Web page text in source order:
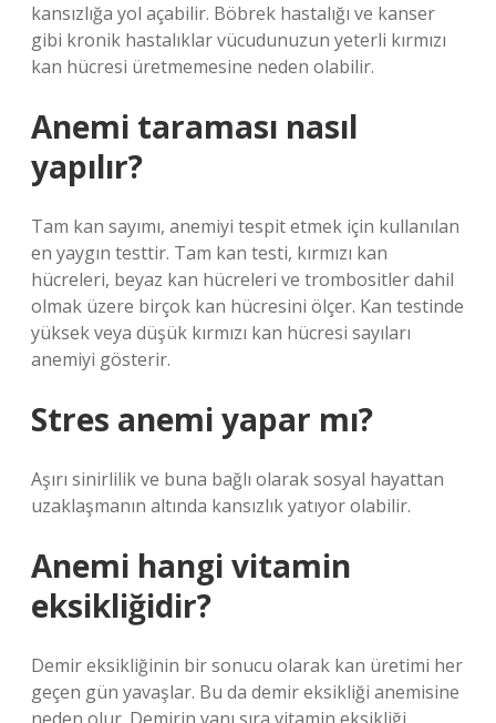
kansızlığa yol açabilir. Böbrek hastalığı ve kanser
gibi kronik hastalıklar vücudunuzun yeterli kırmızı
kan hücresi üretmemesine neden olabilir.
Anemi taraması nasıl
yapılır?
Tam kan sayımı, anemiyi tespit etmek için kullanılan
en yaygın testtir. Tam kan testi, kırmızı kan
hücreleri, beyaz kan hücreleri ve trombositler dahil
olmak üzere birçok kan hücresini ölçer. Kan testinde
yüksek veya düşük kırmızı kan hücresi sayıları
anemiyi gösterir.
Stres anemi yapar mı?
Aşırı sinirlilik ve buna bağlı olarak sosyal hayattan
uzaklaşmanın altında kansızlık yatıyor olabilir.
Anemi hangi vitamin
eksikliğidir?
Demir eksikliğinin bir sonucu olarak kan üretimi her
geçen gün yavaşlar. Bu da demir eksikliği anemisine